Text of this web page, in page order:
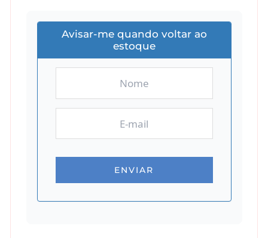
Avisar-me quando voltar ao
estoque